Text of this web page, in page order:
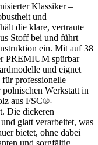
Klassiker –
und
die klare, vertraute
Stoff bei und führt
ein. Mit auf 38
PREMIUM spürbar
und eignet
professionelle
Werkstatt in
aus FSC®-
Die dickeren
glatt verarbeitet, was
bietet, ohne dabei
und sorgfältig